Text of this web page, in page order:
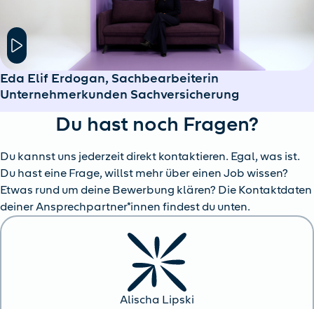
Hier klicken um das Modal Fenster zu öffnen
Eda Elif Erdogan, Sachbearbeiterin
Unternehmerkunden Sachversicherung
Du hast noch Fragen?
Du kannst uns jederzeit direkt kontaktieren. Egal, was ist.
Du hast eine Frage, willst mehr über einen Job wissen?
Etwas rund um deine Bewerbung klären? Die Kontaktdaten
deiner Ansprechpartner*innen findest du unten.
Alischa Lipski